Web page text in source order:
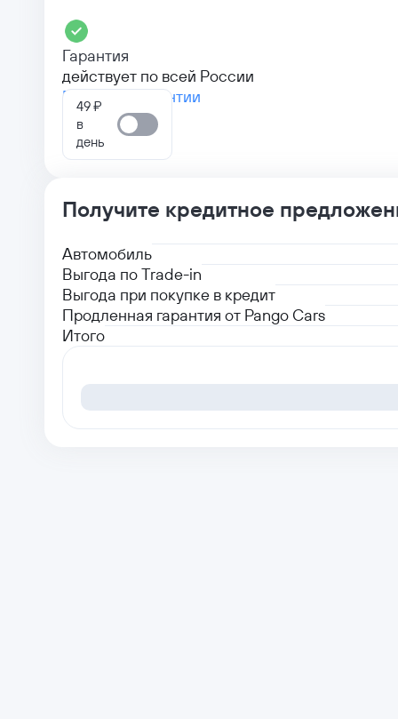
Гарантия
действует по всей России
Больше о гарантии
49 ₽
в
день
Получите кредитное
Автомобиль
Выгода по Trade-in
Выгода при покупке в кредит
Продленная гарантия от Pango Cars
Итого